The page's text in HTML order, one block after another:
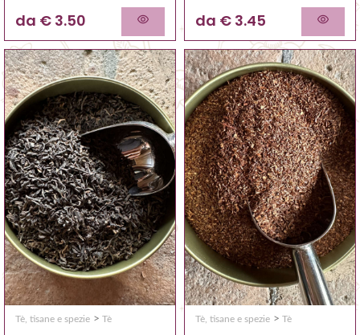
da € 3.50 da € 3.45
Tè, tisane e spezie > Tè Tè, tisane e spezie > Tè